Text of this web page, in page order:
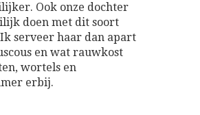
Ook onze dochter
doen met dit soort
serveer haar dan apart
en wat rauwkost
wortels en
erbij.